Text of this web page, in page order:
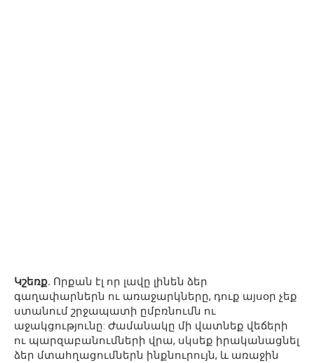
Կշեռք. Որքան էլ որ լավը լինեն ձեր
գաղափարներն ու առաջարկները, դուք այսօր չեք
ստանում շրջապատի ըմբռնումն ու
աջակցությունը: Ժամանակը մի վատնեք վեճերի
ու պարզաբանումների վրա, սկսեք իրականացնել
ձեր մտահղացումներն ինքնուրույն, և առաջին